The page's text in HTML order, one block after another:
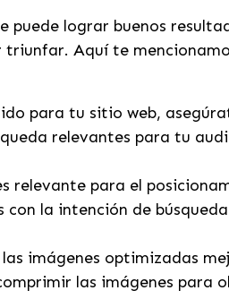
puede lograr buenos
Aquí te
para tu sitio web,
relevantes para tu
relevante para el
la intención de
las imágenes optimizadas
las imágenes para